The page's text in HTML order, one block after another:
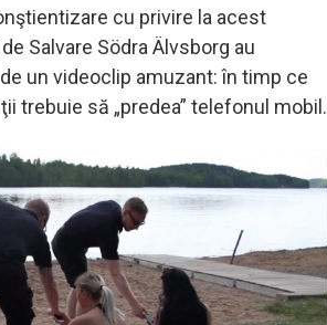
cu privire la acest
Salvare Södra Älvsborg au
un videoclip amuzant: în timp ce
trebuie să „predea” telefonul mobil.